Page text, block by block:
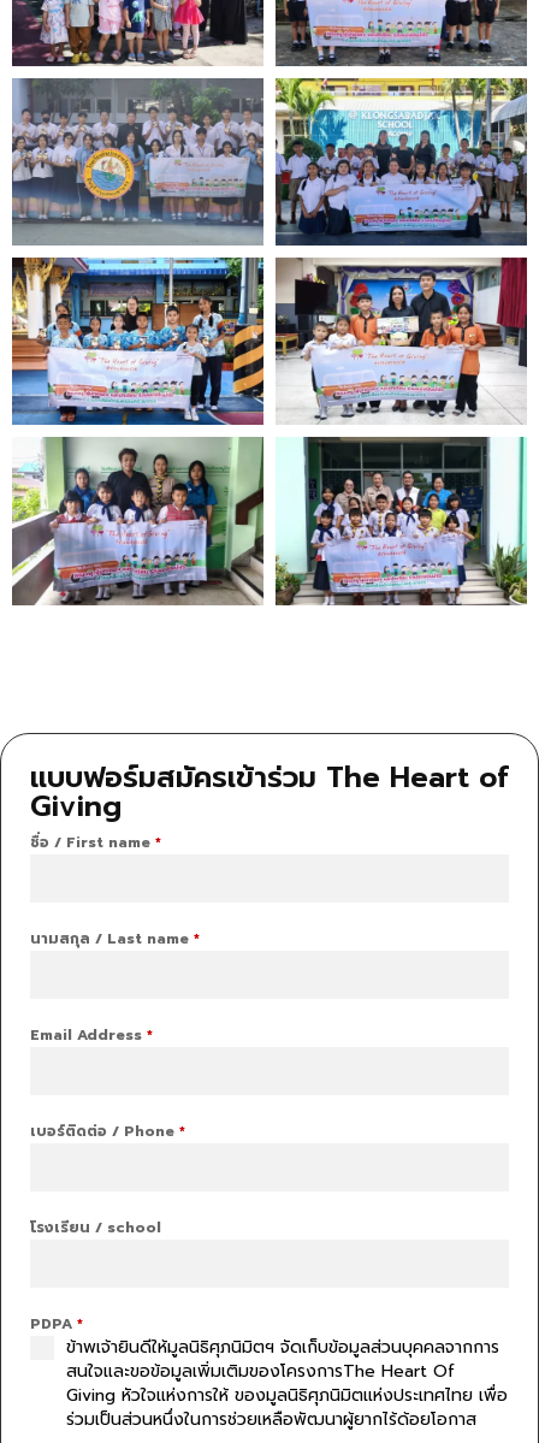
แบบฟอร์มสมัครเข้าร่วม The Heart of
Giving
ชื่อ / First name *
นามสกุล / Last name *
Email Address *
เบอร์ติดต่อ / Phone *
โรงเรียน / school ​
PDPA *
ข้าพเจ้ายินดีให้มูลนิธิศุภนิมิตฯ จัดเก็บข้อมูลส่วนบุคคลจากการ
สนใจและขอข้อมูลเพิ่มเติมของโครงการThe Heart Of
Giving หัวใจแห่งการให้ ของมูลนิธิศุภนิมิตแห่งประเทศไทย ​เพื่อ
ร่วมเป็นส่วนหนึ่งในการช่วยเหลือพัฒนาผู้ยากไร้ด้อยโอกาส​